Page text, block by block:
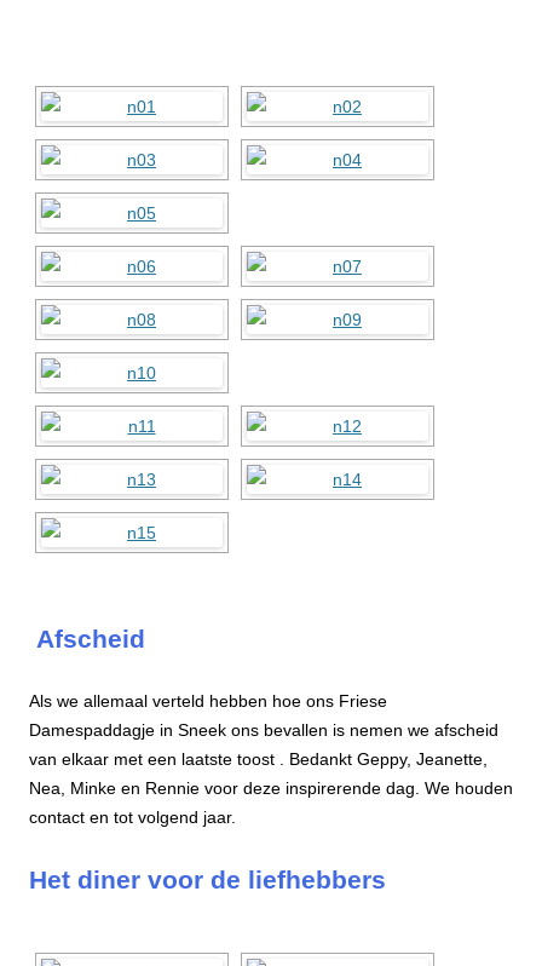
Afscheid
Als we allemaal verteld hebben hoe ons Friese
Damespaddagje in Sneek ons bevallen is nemen we afscheid
van elkaar met een laatste toost . Bedankt Geppy, Jeanette,
Nea, Minke en Rennie voor deze inspirerende dag. We houden
contact en tot volgend jaar.
Het diner voor de liefhebbers